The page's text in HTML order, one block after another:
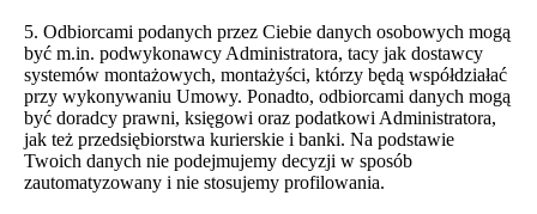
5. Odbiorcami podanych przez Ciebie danych osobowych mogą
być m.in. podwykonawcy Administratora, tacy jak dostawcy
systemów montażowych, montażyści, którzy będą współdziałać
przy wykonywaniu Umowy. Ponadto, odbiorcami danych mogą
być doradcy prawni, księgowi oraz podatkowi Administratora,
jak też przedsiębiorstwa kurierskie i banki. Na podstawie
Twoich danych nie podejmujemy decyzji w sposób
zautomatyzowany i nie stosujemy profilowania.